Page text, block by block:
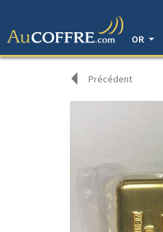
OR
Précédent